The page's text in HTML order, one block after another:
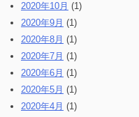
2020年10月 (1)
2020年9月 (1)
2020年8月 (1)
2020年7月 (1)
2020年6月 (1)
2020年5月 (1)
2020年4月 (1)